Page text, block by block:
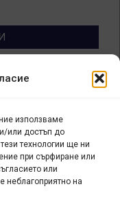
използваме
или достъп до
технологии ще ни
при сърфиране или
или
неблагоприятно на
за изкуство
БИЗНЕС